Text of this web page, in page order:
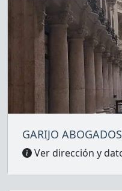
GARIJO ABOGADOS
Ver dirección y